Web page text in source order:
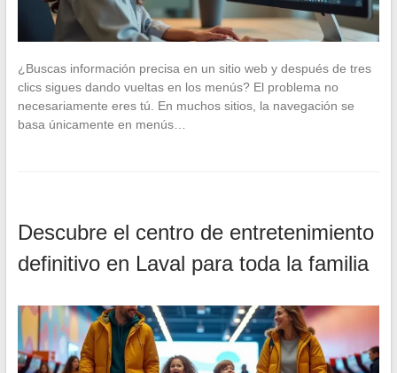
¿Buscas información precisa en un sitio web y después de tres
clics sigues dando vueltas en los menús? El problema no
necesariamente eres tú. En muchos sitios, la navegación se
basa únicamente en menús…
Descubre el centro de entretenimiento
definitivo en Laval para toda la familia